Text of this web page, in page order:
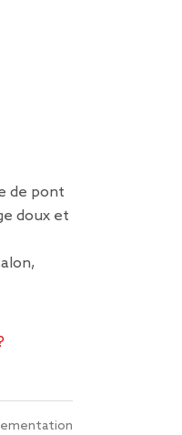
de pont
doux et